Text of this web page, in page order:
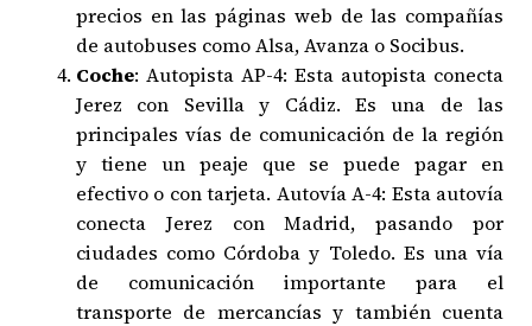
precios en las páginas web de las compañías
de autobuses como Alsa, Avanza o Socibus.
Coche: Autopista AP-4: Esta autopista conecta
Jerez con Sevilla y Cádiz. Es una de las
principales vías de comunicación de la región
y tiene un peaje que se puede pagar en
efectivo o con tarjeta. Autovía A-4: Esta autovía
conecta Jerez con Madrid, pasando por
ciudades como Córdoba y Toledo. Es una vía
de comunicación importante para el
transporte de mercancías y también cuenta